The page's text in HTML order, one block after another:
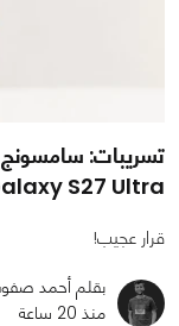
تسريبات: سامسونج
S27 Ultra!
قرار عجيب!
بقلم أحمد
منذ 20 ساعة